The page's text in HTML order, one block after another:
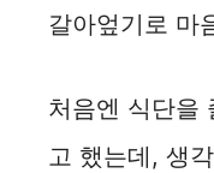
갈아엎기로 마
처음엔 식단을
고 했는데, 생